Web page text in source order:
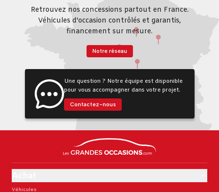
Retrouvez nos concessions partout en France.
Véhicules d'occasion contrôlés et garantis,
financement sur mesure.
Notre réseau
Une question ? Notre équipe est disponible
pour vous accompagner dans votre projet.
Contactez-nous
Véhicules